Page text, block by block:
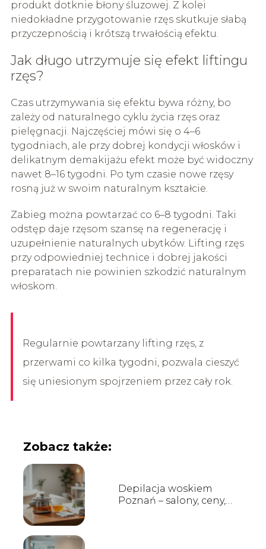
produkt dotknie błony śluzowej. Z kolei
niedokładne przygotowanie rzęs skutkuje słabą
przyczepnością i krótszą trwałością efektu.
Jak długo utrzymuje się efekt liftingu
rzęs?
Czas utrzymywania się efektu bywa różny, bo
zależy od naturalnego cyklu życia rzęs oraz
pielęgnacji. Najczęściej mówi się o 4–6
tygodniach, ale przy dobrej kondycji włosków i
delikatnym demakijażu efekt może być widoczny
nawet 8–16 tygodni. Po tym czasie nowe rzęsy
rosną już w swoim naturalnym kształcie.
Zabieg można powtarzać co 6–8 tygodni. Taki
odstęp daje rzęsom szansę na regenerację i
uzupełnienie naturalnych ubytków. Lifting rzęs
przy odpowiedniej technice i dobrej jakości
preparatach nie powinien szkodzić naturalnym
włoskom.
Regularnie powtarzany lifting rzęs, z
przerwami co kilka tygodni, pozwala cieszyć
się uniesionym spojrzeniem przez cały rok.
Zobacz także:
Depilacja woskiem
Poznań – salony, ceny,